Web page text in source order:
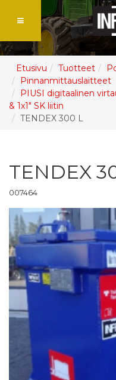
Etusivu Tuotteet
Pinnanmittauslaitteet
PIUSI digitaalinen
& 1x1" SK liitin
TENDEX 300 L
TENDEX
007464